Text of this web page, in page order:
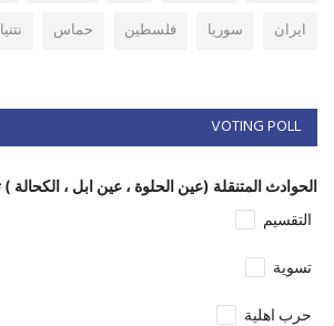
ايران
سوريا فلسطين حماس
VOTING POLL
الحوادث المتنقلة (عين الحلوة ، عين ابل ، الكحالة
التقسيم
تسوية
حرب اهلية